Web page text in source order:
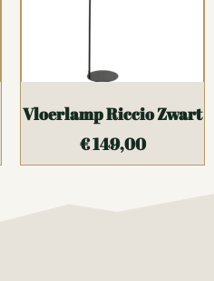
Vloerlamp Riccio Zwart
€149,00